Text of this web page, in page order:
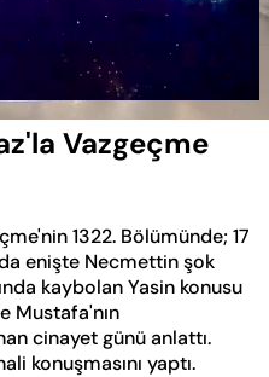
Hızı
Vazgeçme
1322. Bölümünde; 17
enişte Necmettin şok
kaybolan Yasin konusu
Mustafa'nın
cinayet günü anlattı.
konuşmasını yaptı.